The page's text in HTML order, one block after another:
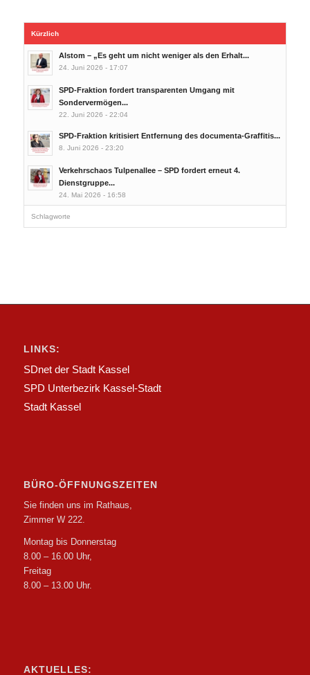
Kürzlich
Alstom – „Es geht um nicht weniger als den Erhalt...
24. Juni 2026 - 17:07
SPD-Fraktion fordert transparenten Umgang mit
Sondervermögen...
22. Juni 2026 - 22:04
SPD-Fraktion kritisiert Entfernung des documenta-Graffitis...
8. Juni 2026 - 23:20
Verkehrschaos Tulpenallee – SPD fordert erneut 4.
Dienstgruppe...
24. Mai 2026 - 16:58
Schlagworte
LINKS:
SDnet der Stadt Kassel
SPD Unterbezirk Kassel-Stadt
Stadt Kassel
BÜRO-ÖFFNUNGSZEITEN
Sie finden uns im Rathaus,
Zimmer W 222.
Montag bis Donnerstag
8.00 – 16.00 Uhr,
Freitag
8.00 – 13.00 Uhr.
AKTUELLES: